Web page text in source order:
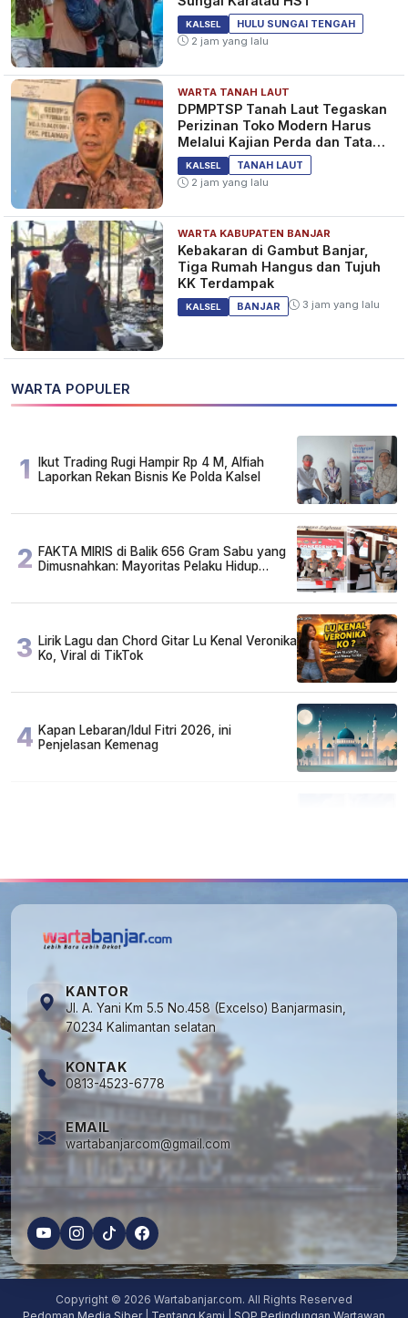
KALSEL
HULU SUNGAI TENGAH
2 jam yang lalu
WARTA TANAH LAUT
DPMPTSP Tanah Laut Tegaskan
Perizinan Toko Modern Harus
Melalui Kajian Perda dan Tata
Ruang
KALSEL
TANAH LAUT
2 jam yang lalu
WARTA KABUPATEN BANJAR
Kebakaran di Gambut Banjar,
Tiga Rumah Hangus dan Tujuh
KK Terdampak
KALSEL BANJAR 3 jam yang lalu
WARTA POPULER
1
Ikut Trading Rugi Hampir Rp 4 M, Alfiah
Laporkan Rekan Bisnis Ke Polda Kalsel
2 FAKTA MIRIS di Balik 656 Gram Sabu yang
Dimusnahkan: Mayoritas Pelaku Hidup
3 Lirik Lagu dan Chord Gitar Lu Kenal Veronika
Ko, Viral di TikTok
4 Kapan Lebaran/Idul Fitri 2026, ini
Penjelasan Kemenag
KANTOR
Jl. A. Yani Km 5.5 No.458 (Excelso) Banjarmasin,
70234 Kalimantan selatan
KONTAK
0813-4523-6778
EMAIL
wartabanjarcom@gmail.com
Copyright © 2026 Wartabanjar.com. All Rights Reserved